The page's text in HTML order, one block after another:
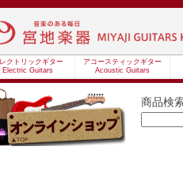
クトリックギター
Electric Guitars
アコースティックギター
Acoustic Guitars
商品検